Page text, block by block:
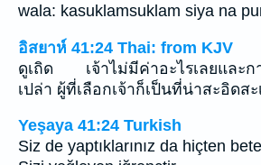
wala: kasuklamsuklam siya na
อิสยาห์ 41:24 Thai: from KJV
ดูเถิด เจ้าไม่มีค่าอะไรเลยและก
เปล่า ผู้ที่เลือกเจ้าก็เป็นที่น่าสะอิดส
Yeşaya 41:24 Turkish
Siz de yaptıklarınız da hiçten